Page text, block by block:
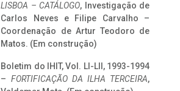
LISBOA – CATÁLOGO, Investigação de
Carlos Neves e Filipe Carvalho –
Coordenação de Artur Teodoro de
Matos. (Em construção)
Boletim do IHIT, Vol. LI-LII, 1993-1994
– FORTIFICAÇÃO DA ILHA TERCEIRA,